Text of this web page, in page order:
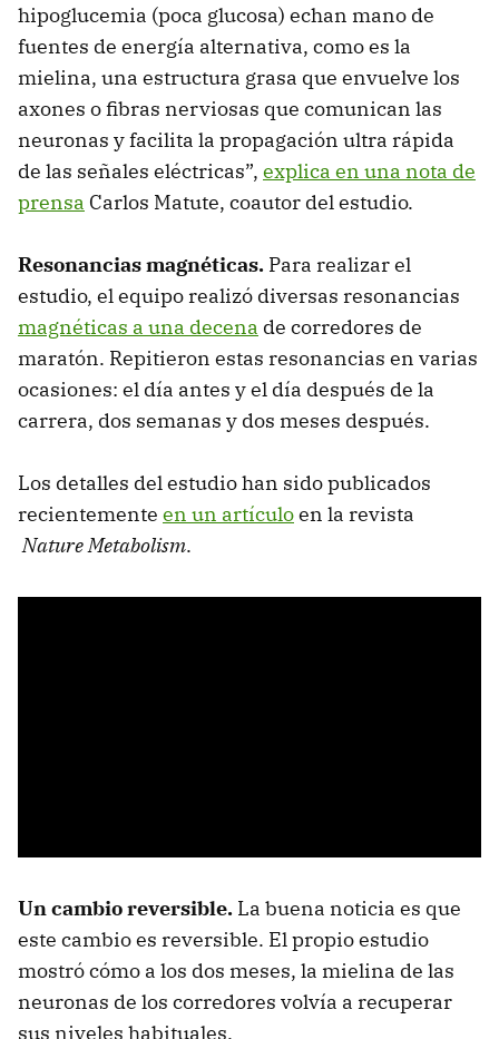
hipoglucemia (poca glucosa) echan mano de
fuentes de energía alternativa, como es la
mielina, una estructura grasa que envuelve los
axones o fibras nerviosas que comunican las
neuronas y facilita la propagación ultra rápida
de las señales eléctricas”, explica en una nota de
prensa Carlos Matute, coautor del estudio.
Resonancias magnéticas. Para realizar el
estudio, el equipo realizó diversas resonancias
magnéticas a una decena de corredores de
maratón. Repitieron estas resonancias en varias
ocasiones: el día antes y el día después de la
carrera, dos semanas y dos meses después.
Los detalles del estudio han sido publicados
recientemente en un artículoen la revista
Nature Metabolism.
Un cambio reversible. La buena noticia es que
este cambio es reversible. El propio estudio
mostró cómo a los dos meses, la mielina de las
neuronas de los corredores volvía a recuperar
sus niveles habituales.